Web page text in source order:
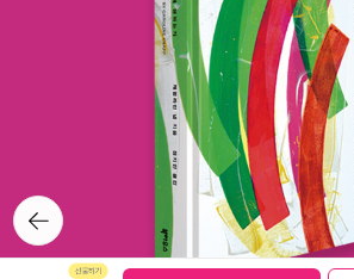
코너(Flannery O’Connor) * 플래너리 오코너 《현명한
피》 (IVP, 2019)* 플래너리 오코너 《플래너
모두 한데 모인다 외 30편》 (현대문학, 2014) 오코너 작품에서의
분신프레데릭 에이젤스 / 박정오 17. 토니 모리슨(Toni Morris
다움의 분출 - 토니 모리슨 작품의 역사화수
『술라』 - 실험적인 삶 빅토리아 미들턴 / 서숙 3) 노벨상 수상 기념
연설토니 모리슨 / 이영옥 18. 앨리스 워커(Alice Walker)
뒤로가
기